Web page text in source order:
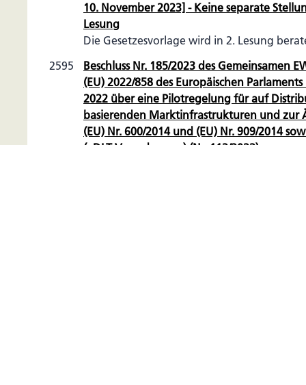
10. November 2023] - Keine separate
Lesung
Die Gesetzesvorlage wird in 2. Lesung
2595
Beschluss Nr. 185/2023 des Gemeinsamen
(EU) 2022/858 des Europäischen
2022 über eine Pilotregelung für auf
basierenden Marktinfrastrukturen und zur
(EU) Nr. 600/2014 und (EU) Nr. 909/2014
(«DLT-Verordnung») (Nr. 113/2023)